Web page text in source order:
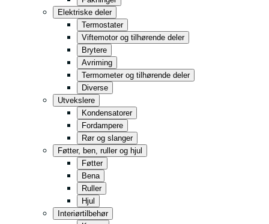
Nærbutikk/kiosk
Detaljhandel
Alt i svart
Kjøkken
Lagring
Hurtigmat
Elektriske deler
Termostater
Viftemotor og tilhørende deler
Brytere
Avriming
Termometer og tilhørende deler
Diverse
Utvekslere
Kondensatorer
Fordampere
Rør og slanger
Føtter, ben, ruller og hjul
Føtter
Bena
Ruller
Hjul
Interiørtilbehør